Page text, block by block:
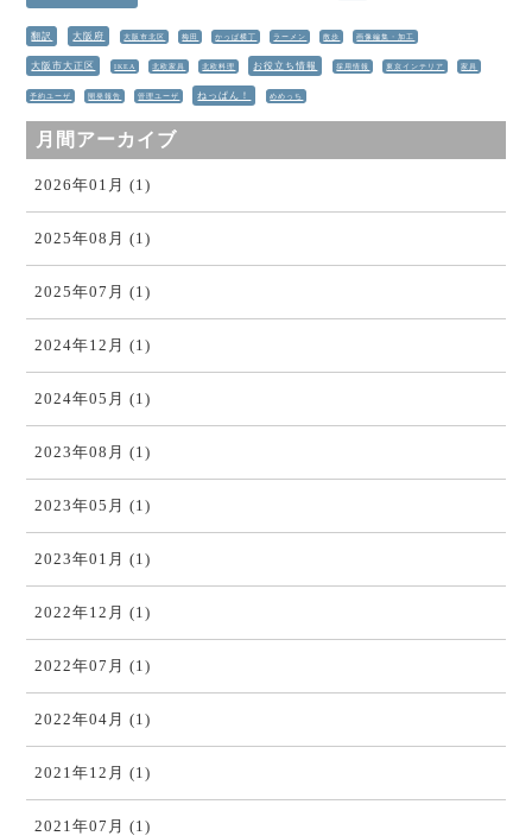
翻訳 大阪府 大阪市北区 梅田 かっぱ横丁 ラーメン 散歩 画像編集・加工
大阪市大正区 IKEA 北欧家具 北欧料理 お役立ち情報 採用情報 東京インテリア 家具
予約ユーザ 開発報告 管理ユーザ ねっぱん！ めめっち
月間アーカイブ
2026年01月 (1)
2025年08月 (1)
2025年07月 (1)
2024年12月 (1)
2024年05月 (1)
2023年08月 (1)
2023年05月 (1)
2023年01月 (1)
2022年12月 (1)
2022年07月 (1)
2022年04月 (1)
2021年12月 (1)
2021年07月 (1)